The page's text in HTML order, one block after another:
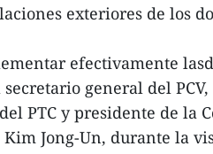
exteriores de los
efectivamente
general del
PTC y presidente de la
Kim Jong-Un, durante la